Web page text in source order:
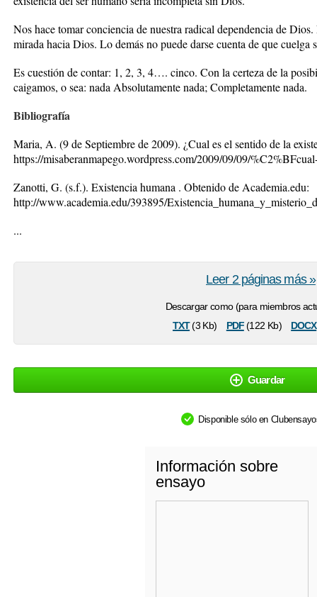
Nos hace tomar conciencia de nuestra radical dependencia de
mirada hacia Dios. Lo demás no puede darse cuenta de que cuelga
Es cuestión de contar: 1, 2, 3, 4…. cinco. Con la certeza de la
caigamos, o sea: nada Absolutamente nada; Completamente nada.
Bibliografía
Maria, A. (9 de Septiembre de 2009). ¿Cual es el sentido de la
https://misaberanmapego.wordpress.com/2009/09/09/
Zanotti, G. (s.f.). Existencia humana . Obtenido de Academia.edu:
http://www.academia.edu/393895/
...
Descargar como (para miembros
txt(3 Kb) pdf(122 Kb) docx
Leer 2 páginas más »
Guardar
Disponible sólo en
Información sobre
ensayo